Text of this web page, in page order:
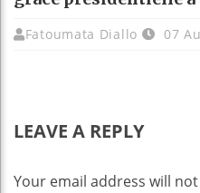
Fatoumata Diallo 07
LEAVE A REPLY
Your email address will